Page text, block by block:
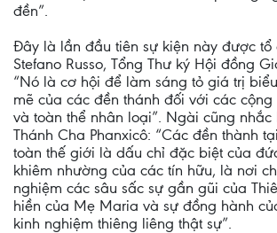
đền”.
Ðây là lần đầu tiên sự kiện này được tổ
Stefano Russo, Tổng Thư ký Hội đồng
“Nó là cơ hội để làm sáng tỏ giá trị
mẽ của các đền thánh đối với các
và toàn thể nhân loại”. Ngài cũng
Thánh Cha Phanxicô: “Các đền thành
toàn thế giới là dấu chỉ đặc biệt của
khiêm nhường của các tín hữu, là nơi
nghiệm các sâu sấc sự gần gũi của
hiền của Mẹ Maria và sự đồng hành
kinh nghiệm thiêng liêng thật sự”.